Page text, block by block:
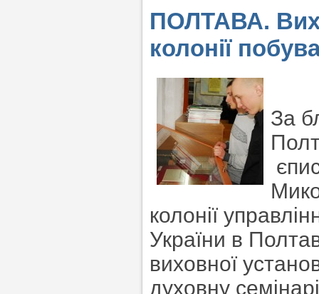
ПОЛТАВА.
колонії
За
колонії
України в
виховної
духовну